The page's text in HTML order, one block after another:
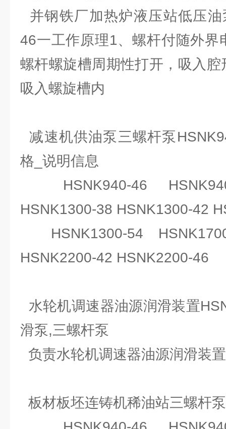
并钢铁厂加热炉液压站低压
46一工作原理1、螺杆付随外界
螺杆螺旋槽周期性打开，吸入
吸入螺旋槽内
减速机供油泵三螺杆泵
格_说明信息
HSNK940-46
HSNK1300-38 HSNK1300-42
HSNK1300-54
HSNK2200-42 HSNK2200-46
水轮机调速器油源润滑装置
滑泵,三螺杆泵
负责水轮机调速器油源润滑装
板材板坯连铸机稀油站三螺杆